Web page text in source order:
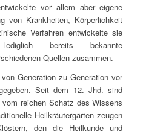
vor allem aber eigene
von Krankheiten, Körperlichkeit
Verfahren entwickelte sie
bereits bekannte
Quellen zusammen.
Generation zu Generation vor
Seit dem 12. Jhd. sind
reichen Schatz des Wissens
Heilkräutergärten zeugen
den die Heilkunde und